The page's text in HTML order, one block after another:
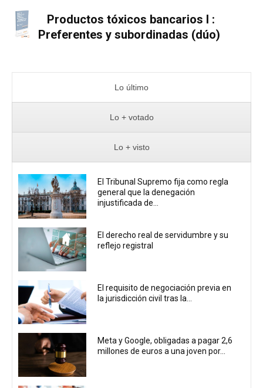
Productos tóxicos bancarios I :
Preferentes y subordinadas (dúo)
Lo último
Lo + votado
Lo + visto
El Tribunal Supremo fija como regla
general que la denegación
injustificada de...
El derecho real de servidumbre y su
reflejo registral
El requisito de negociación previa en
la jurisdicción civil tras la...
Meta y Google, obligadas a pagar 2,6
millones de euros a una joven por...